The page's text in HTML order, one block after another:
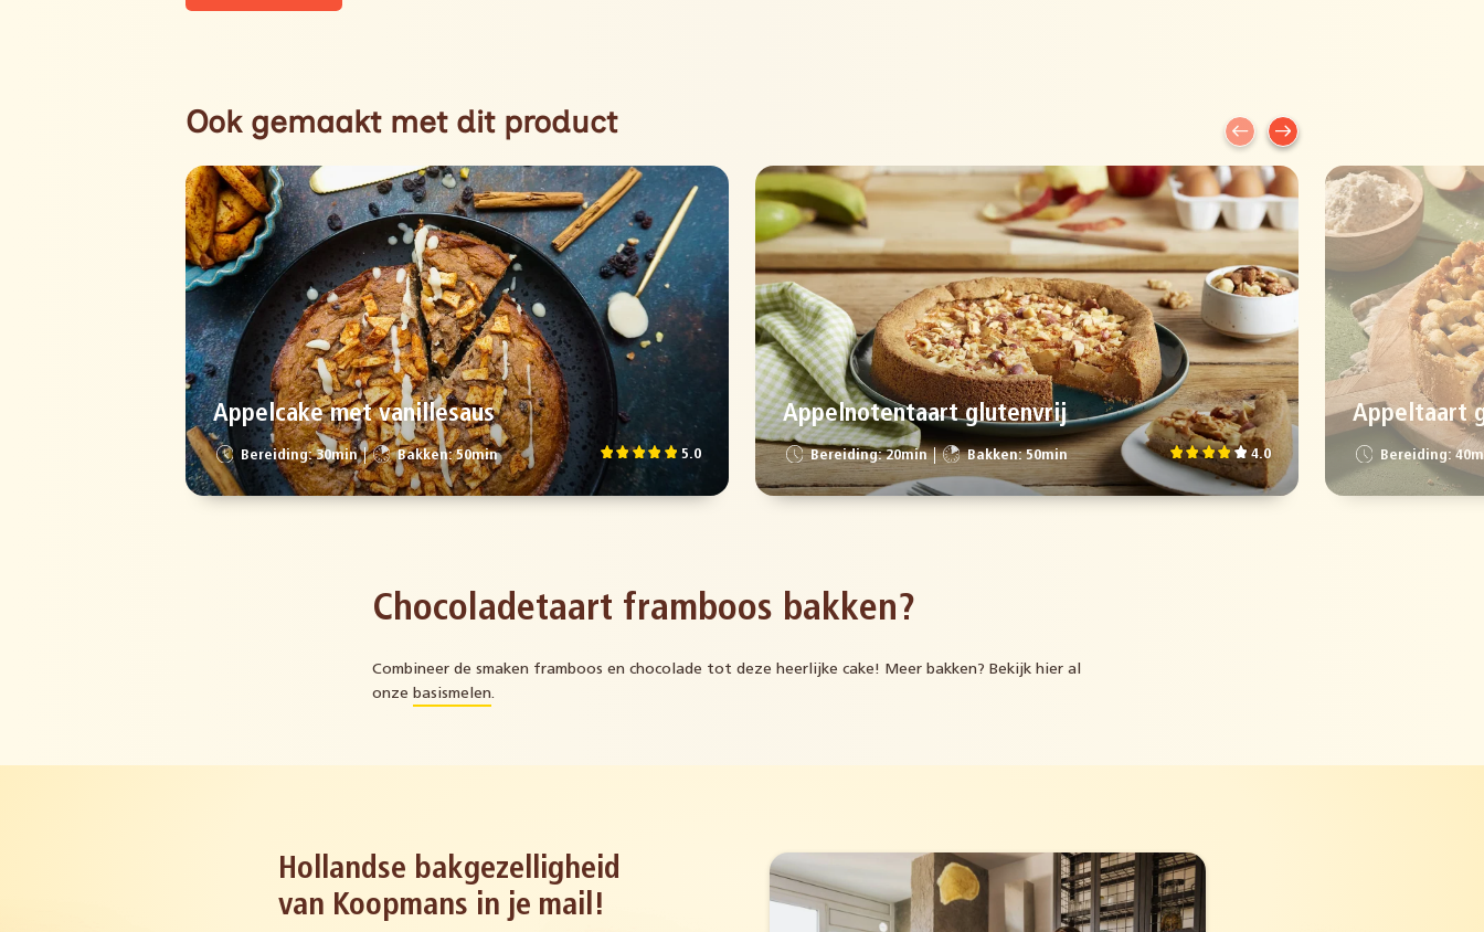
Ook gemaakt met dit product
Appelcake met vanillesaus
Bereiding: 30min Bakken: 50min 5.0
Appelnotentaart glutenvrij
Bereiding: 20min Bakken: 50min 4.0
Appeltaart
Bereiding:
Chocoladetaart framboos bakken?
Combineer de smaken framboos en chocolade tot deze heerlijke cake! Meer bakken? Bekijk hier al
onze basismelen.
Hollandse bakgezelligheid
van Koopmans in je mail!